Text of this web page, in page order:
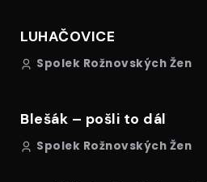
LUHAČOVICE
Spolek Rožnovských Žen
Blešák – pošli to dál
Spolek Rožnovských Žen